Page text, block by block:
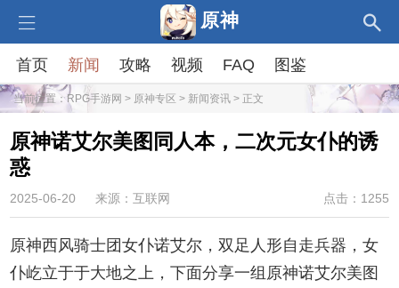
原神
首页 新闻 攻略 视频 FAQ 图鉴
当前位置：RPG手游网 > 原神专区 > 新闻资讯 > 正文
原神诺艾尔美图同人本，二次元女仆的诱
惑
2025-06-20 来源：互联网 点击：1255
原神西风骑士团女仆诺艾尔，双足人形自走兵器，女
仆屹立于于大地之上，下面分享一组原神诺艾尔美图